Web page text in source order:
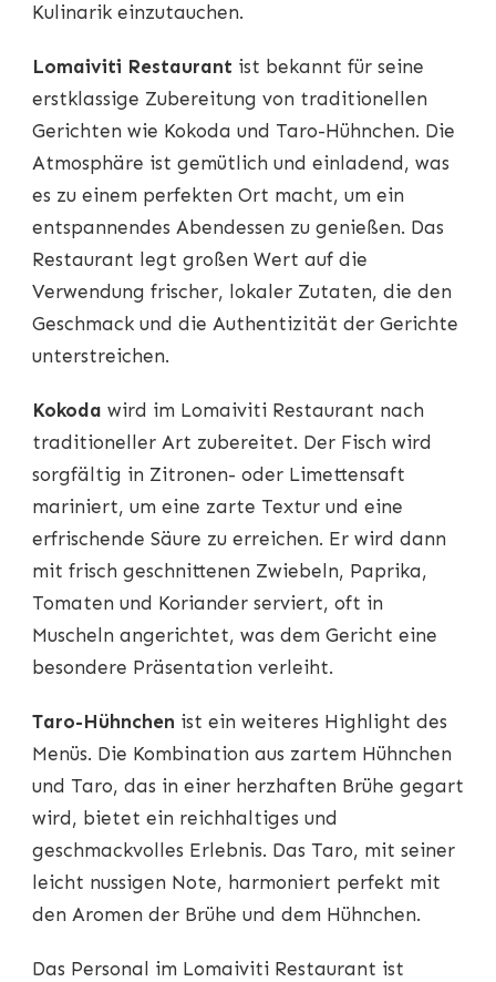
Kulinarik einzutauchen.
Lomaiviti Restaurant ist bekannt für seine
erstklassige Zubereitung von traditionellen
Gerichten wie Kokoda und Taro-Hühnchen. Die
Atmosphäre ist gemütlich und einladend, was
es zu einem perfekten Ort macht, um ein
entspannendes Abendessen zu genießen. Das
Restaurant legt großen Wert auf die
Verwendung frischer, lokaler Zutaten, die den
Geschmack und die Authentizität der Gerichte
unterstreichen.
Kokoda wird im Lomaiviti Restaurant nach
traditioneller Art zubereitet. Der Fisch wird
sorgfältig in Zitronen- oder Limettensaft
mariniert, um eine zarte Textur und eine
erfrischende Säure zu erreichen. Er wird dann
mit frisch geschnittenen Zwiebeln, Paprika,
Tomaten und Koriander serviert, oft in
Muscheln angerichtet, was dem Gericht eine
besondere Präsentation verleiht.
Taro-Hühnchen ist ein weiteres Highlight des
Menüs. Die Kombination aus zartem Hühnchen
und Taro, das in einer herzhaften Brühe gegart
wird, bietet ein reichhaltiges und
geschmackvolles Erlebnis. Das Taro, mit seiner
leicht nussigen Note, harmoniert perfekt mit
den Aromen der Brühe und dem Hühnchen.
Das Personal im Lomaiviti Restaurant ist